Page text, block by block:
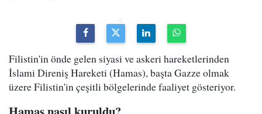
Filistin'in önde gelen siyasi ve askeri hareketlerinden
İslami Direniş Hareketi (Hamas), başta Gazze olmak
üzere Filistin'in çeşitli bölgelerinde faaliyet gösteriyor.